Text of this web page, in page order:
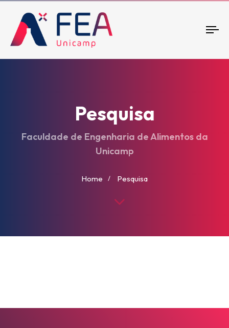
Pesquisa
Faculdade de Engenharia de Alimentos da
Unicamp
Home Pesquisa